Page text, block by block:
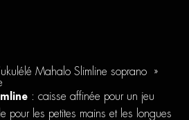
Mahalo Slimline soprano »
: caisse affinée pour un jeu
pour les petites mains et les longues